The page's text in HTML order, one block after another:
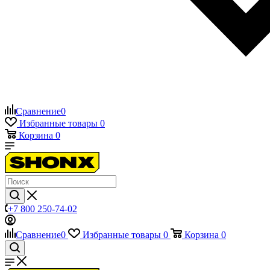
Сравнение0
Избранные товары 0
Корзина 0
+7 800 250-74-02
Сравнение0 Избранные товары 0 Корзина 0